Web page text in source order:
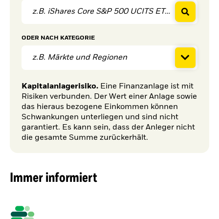
ODER NACH KATEGORIE
z.B. Märkte und Regionen
Kapitalanlagerisiko. Eine Finanzanlage ist mit
Risiken verbunden. Der Wert einer Anlage sowie
das hieraus bezogene Einkommen können
Schwankungen unterliegen und sind nicht
garantiert. Es kann sein, dass der Anleger nicht
die gesamte Summe zurückerhält.
Immer informiert